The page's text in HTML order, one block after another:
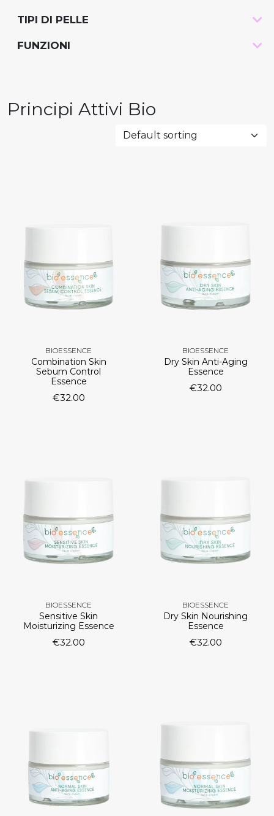
TIPI DI PELLE -
FUNZIONI -
Principi Attivi Bio
BIOESSENCE
Combination Skin
Sebum Control
Essence
€32.00
BIOESSENCE
Dry Skin Anti-Aging
Essence
€32.00
BIOESSENCE
Sensitive Skin
Moisturizing Essence
€32.00
BIOESSENCE
Dry Skin Nourishing
Essence
€32.00